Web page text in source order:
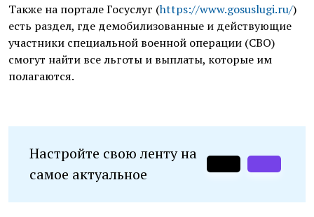
Также на портале Госуслуг (https://www.gosuslugi.ru/)
есть раздел, где демобилизованные и действующие
участники специальной военной операции (СВО)
смогут найти все льготы и выплаты, которые им
полагаются.
Настройте свою ленту на
самое актуальное